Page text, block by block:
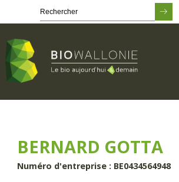
principalBERNARD GOTTA
Numéro d'entreprise : BE0434564948